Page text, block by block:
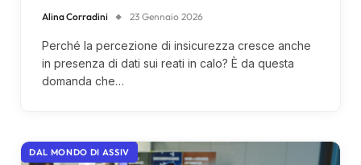
Alina Corradini 23 Gennaio 2026
Perché la percezione di insicurezza cresce anche
in presenza di dati sui reati in calo? È da questa
domanda che…
DAL MONDO DI ASSIV